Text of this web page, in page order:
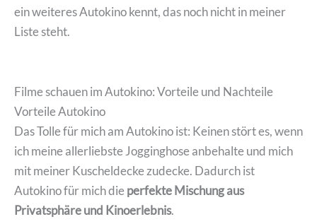
ein weiteres Autokino kennt, das noch nicht in meiner
Liste steht.
Filme schauen im Autokino: Vorteile und Nachteile
Vorteile Autokino
Das Tolle für mich am Autokino ist: Keinen stört es, wenn
ich meine allerliebste Jogginghose anbehalte und mich
mit meiner Kuscheldecke zudecke. Dadurch ist
Autokino für mich dieperfekte Mischung aus
Privatsphäre und Kinoerlebnis.